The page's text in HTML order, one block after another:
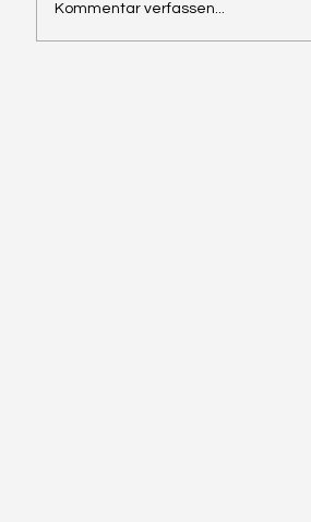
Kommentar verfassen...